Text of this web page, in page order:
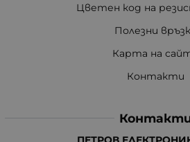
Цветен код на
Полезни
Карта на
Контакти